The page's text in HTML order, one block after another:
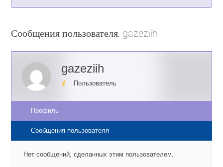
Сообщения пользователя: gazeziih
gazeziih
Пользователь
Профиль
Сообщения пользователя
Нет сообщений, сделанных этим пользователем.